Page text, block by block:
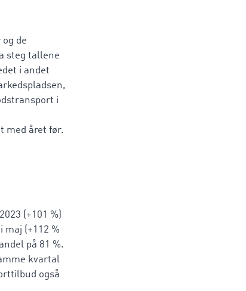
de
steg tallene
i andet
i
med året før.
(+101 %)
maj (+112 %
på 81 %.
kvartal
også